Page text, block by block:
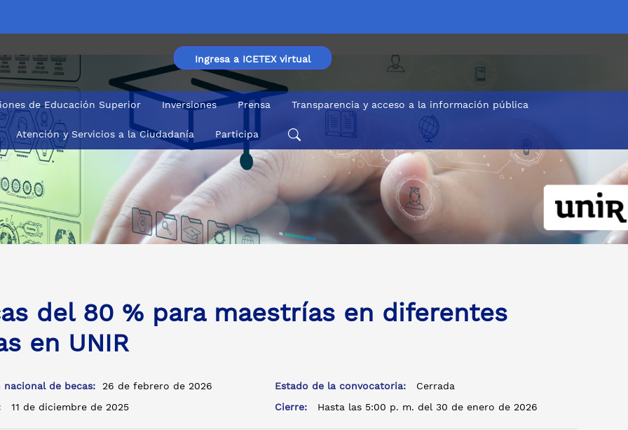
Ingresa a ICETEX virtual
de Educación Superior Inversiones Prensa Transparencia y acceso a la información pública
Atención y Servicios a la Ciudadanía Participa
del 80 % para maestrías en diferentes
en UNIR
nacional de becas: 26 de febrero de 2026
11 de diciembre de 2025
Estado de la convocatoria:
Cerrada
Cierre:
Hasta las 5:00 p. m. del 30 de enero de 2026